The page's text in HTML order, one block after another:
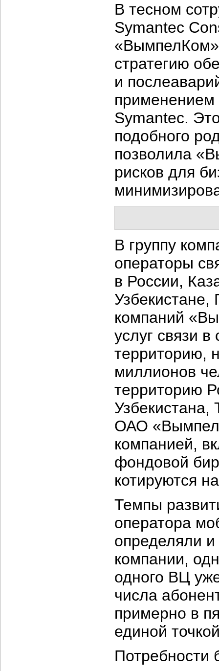
В тесном
Symantec
стратегию
и
применением
Symantec.
подобного
позволила
рисков для
В группу
операторы
в России,
компаний
услуг связи
территорию,
миллионов
территорию
ОАО
компанией,
фондовой
котируются
Темпы
оператора
определяли и
компании,
одного ВЦ
числа
примерно в
единой
Потребности